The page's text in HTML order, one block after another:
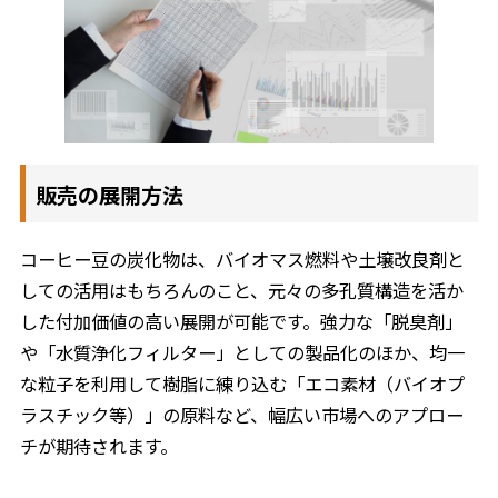
販売の展開方法
コーヒー豆の炭化物は、バイオマス燃料や土壌改良剤と
しての活用はもちろんのこと、元々の多孔質構造を活か
した付加価値の高い展開が可能です。強力な「脱臭剤」
や「水質浄化フィルター」としての製品化のほか、均一
な粒子を利用して樹脂に練り込む「エコ素材（バイオプ
ラスチック等）」の原料など、幅広い市場へのアプロー
チが期待されます。